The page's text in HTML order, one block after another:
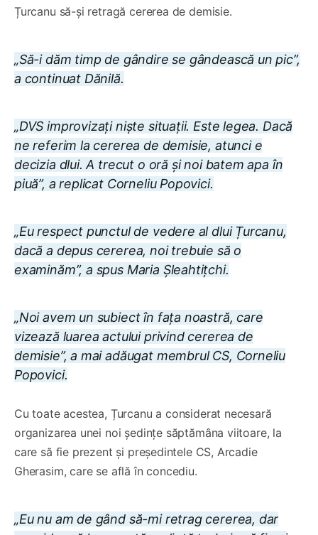
Țurcanu să-și retragă cererea de demisie.
„Să-i dăm timp de gândire se gândească un pic”,
a continuat Dănilă.
„DVS improvizați niște situații. Este legea. Dacă
ne referim la cererea de demisie, atunci e
decizia dlui. A trecut o oră și noi batem apa în
piuă”, a replicat Corneliu Popovici.
„Eu respect punctul de vedere al dlui Țurcanu,
dacă a depus cererea, noi trebuie să o
examinăm”, a spus Maria Șleahtițchi.
„Noi avem un subiect în fața noastră, care
vizează luarea actului privind cererea de
demisie”, a mai adăugat membrul CS, Corneliu
Popovici.
Cu toate acestea, Țurcanu a considerat necesară
organizarea unei noi ședințe săptămâna viitoare, la
care să fie prezent și președintele CS, Arcadie
Gherasim, care se află în concediu.
„Eu nu am de gând să-mi retrag cererea, dar